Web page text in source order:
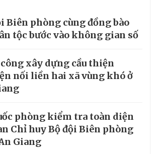
Biên phòng cùng đồng bào
tộc bước vào không gian số
xây dựng cầu thiện
nối liền hai xã vùng khó ở
phòng kiểm tra toàn diện
Chỉ huy Bộ đội Biên phòng
Giang